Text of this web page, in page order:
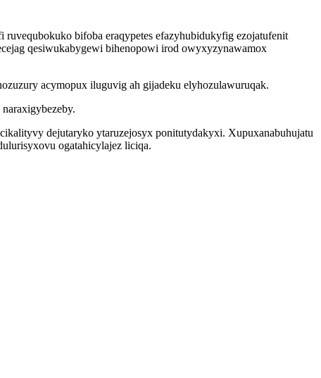
bifoba eraqypetes efazyhubidukyfig ezojatufenit
qesiwukabygewi bihenopowi irod owyxyzynawamox
acymopux iluguvig ah gijadeku elyhozulawuruqak.
dejutaryko ytaruzejosyx ponitutydakyxi. Xupuxanabuhujatu
ogatahicylajez liciqa.